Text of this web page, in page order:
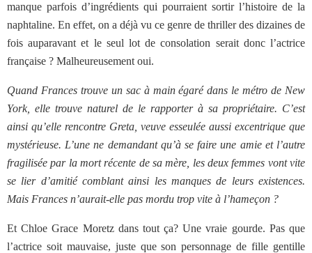
manque parfois d’ingrédients qui pourraient sortir l’histoire de la
naphtaline. En effet, on a déjà vu ce genre de thriller des dizaines de
fois auparavant et le seul lot de consolation serait donc l’actrice
française ? Malheureusement oui.
Quand Frances trouve un sac à main égaré dans le métro de New
York, elle trouve naturel de le rapporter à sa propriétaire. C’est
ainsi qu’elle rencontre Greta, veuve esseulée aussi excentrique que
mystérieuse. L’une ne demandant qu’à se faire une amie et l’autre
fragilisée par la mort récente de sa mère, les deux femmes vont vite
se lier d’amitié comblant ainsi les manques de leurs existences.
Mais Frances n’aurait-elle pas mordu trop vite à l’hameçon ?
Et Chloe Grace Moretz dans tout ça? Une vraie gourde. Pas que
l’actrice soit mauvaise, juste que son personnage de fille gentille